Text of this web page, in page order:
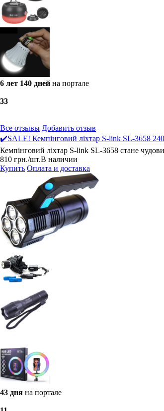
6 лет 140 дней на портале
33
Все отзывы Добавить отзыв
✔️SALE! Кемпінговий ліхтар S-link SL-3658
Кемпінговий ліхтар S-link SL-3658 стане
810 грн./шт.В наличии
Купить Оплата и доставка
43 дня на портале